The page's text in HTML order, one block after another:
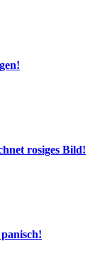
rosiges Bild!